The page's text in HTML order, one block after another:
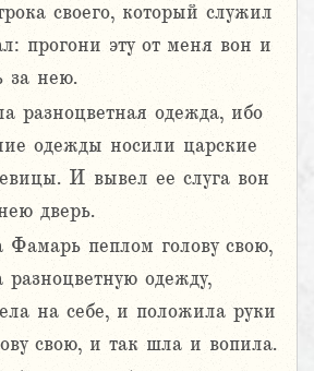
своего, который служил
прогони эту от меня вон и
за нею.
разноцветная одежда, ибо
одежды носили царские
И вывел ее слуга вон
дверь.
пеплом голову свою,
разноцветную одежду,
на себе, и положила руки
свою, и так шла и вопила.